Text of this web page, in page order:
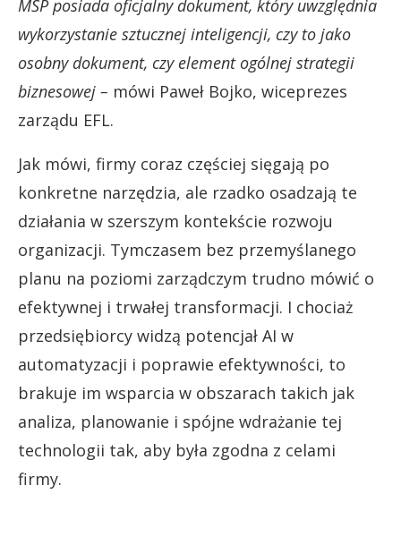
MŚP posiada oficjalny dokument, który uwzględnia
wykorzystanie sztucznej inteligencji, czy to jako
osobny dokument, czy element ogólnej strategii
biznesowej – mówi Paweł Bojko, wiceprezes
zarządu EFL.
Jak mówi, firmy coraz częściej sięgają po
konkretne narzędzia, ale rzadko osadzają te
działania w szerszym kontekście rozwoju
organizacji. Tymczasem bez przemyślanego
planu na poziomi zarządczym trudno mówić o
efektywnej i trwałej transformacji. I chociaż
przedsiębiorcy widzą potencjał AI w
automatyzacji i poprawie efektywności, to
brakuje im wsparcia w obszarach takich jak
analiza, planowanie i spójne wdrażanie tej
technologii tak, aby była zgodna z celami
firmy.